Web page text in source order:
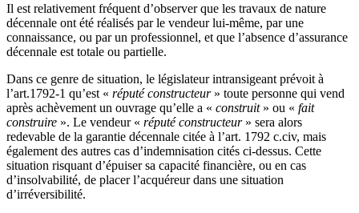
Il est relativement fréquent d’observer que les travaux de nature
décennale ont été réalisés par le vendeur lui-même, par une
connaissance, ou par un professionnel, et que l’absence d’assurance
décennale est totale ou partielle.
Dans ce genre de situation, le législateur intransigeant prévoit à
l’art.1792-1 qu’est « réputé constructeur » toute personne qui vend
après achèvement un ouvrage qu’elle a « construit » ou « fait
construire ». Le vendeur « réputé constructeur » sera alors
redevable de la garantie décennale citée à l’art. 1792 c.civ, mais
également des autres cas d’indemnisation cités ci-dessus. Cette
situation risquant d’épuiser sa capacité financière, ou en cas
d’insolvabilité, de placer l’acquéreur dans une situation
d’irréversibilité.